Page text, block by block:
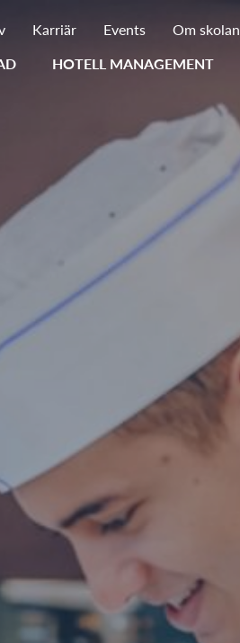
Om skolan
Events
Karriär
HOTELL MANAGEMENT